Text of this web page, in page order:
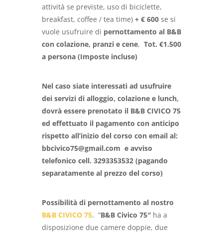
attività se previste, uso di biciclette,
breakfast, coffee / tea time) + € 600 se si
vuole usufruire di pernottamento al B&B
con colazione, pranzi e cene, Tot. €1.500
a persona (Imposte incluse)
Nel caso siate interessati ad usufruire
dei servizi di alloggio, colazione e lunch,
dovrà essere prenotato il B&B CIVICO 75
ed effettuato il pagamento con anticipo
rispetto all’inizio del corso con email al:
bbcivico75@gmail.com e avviso
telefonico cell. 3293353532 (pagando
separatamente al prezzo del corso)
Possibilità di pernottamento al nostro
B&B CIVICO 75. “B&B Civico 75″ha a
disposizione due camere doppie, due